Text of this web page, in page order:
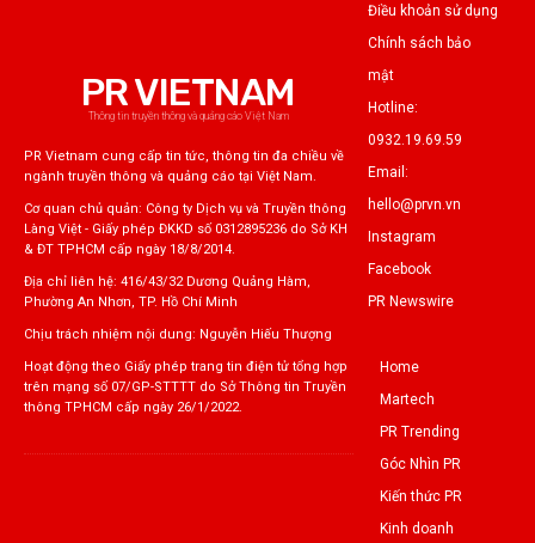
PR VIETNAM
Thông tin truyền thông và quảng cáo Việt Nam
PR Vietnam cung cấp tin tức, thông tin đa chiều về
ngành truyền thông và quảng cáo tại Việt Nam.
Cơ quan chủ quản: Công ty Dịch vụ và Truyền thông
Làng Việt - Giấy phép ĐKKD số 0312895236 do Sở KH
& ĐT TPHCM cấp ngày 18/8/2014.
Địa chỉ liên hệ: 416/43/32 Dương Quảng Hàm,
Phường An Nhơn, TP. Hồ Chí Minh
Chịu trách nhiệm nội dung: Nguyễn Hiếu Thượng
Hoạt động theo Giấy phép trang tin điện tử tổng hợp
trên mạng số 07/GP-STTTT do Sở Thông tin Truyền
thông TPHCM cấp ngày 26/1/2022.
Điều khoản sử dụng
Chính sách bảo
mật
Hotline:
0932.19.69.59
Email:
hello@prvn.vn
Instagram
Facebook
PR Newswire
Home
Martech
PR Trending
Góc Nhìn PR
Kiến thức PR
Kinh doanh